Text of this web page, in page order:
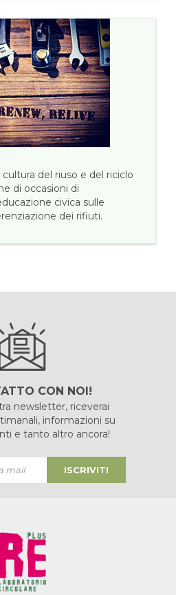
del riuso e del riciclo
di occasioni di
civica sulle
dei rifiuti.
CON NOI!
newsletter, riceverai
informazioni su
e tanto altro ancora!
ISCRIVITI